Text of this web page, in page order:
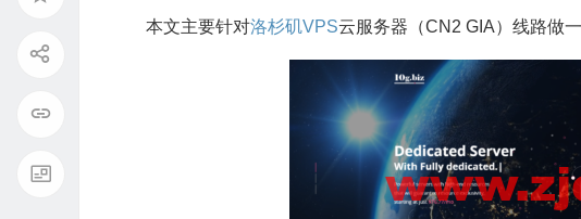
本文主要针对洛杉矶VPS云服务器（CN2 GIA）线路做